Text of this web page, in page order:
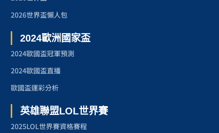
2026世界盃懶人包
2024歐洲國家盃
2024歐國盃冠軍預測
2024歐國盃直播
歐國盃運彩分析
英雄聯盟LOL世界賽
2025LOL世界賽資格賽程